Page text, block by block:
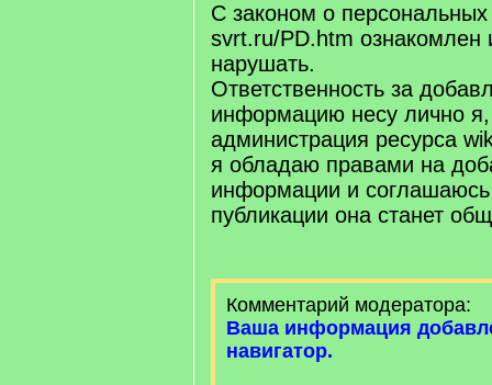
С законом о
svrt.ru/PD.htm ознакомлен
нарушать.
Ответственность за
информацию несу лично
администрация ресурса
я обладаю правами на
информации и
публикации она станет
Комментарий модератора:
Ваша информация
навигатор.